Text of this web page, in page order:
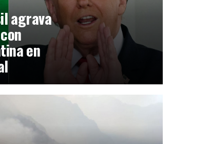
agrava
en